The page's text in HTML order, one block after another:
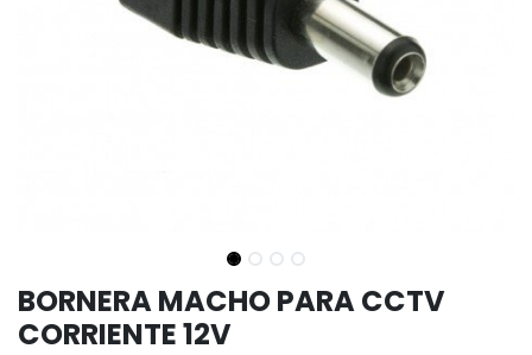
BORNERA MACHO PARA CCTV
CORRIENTE 12V